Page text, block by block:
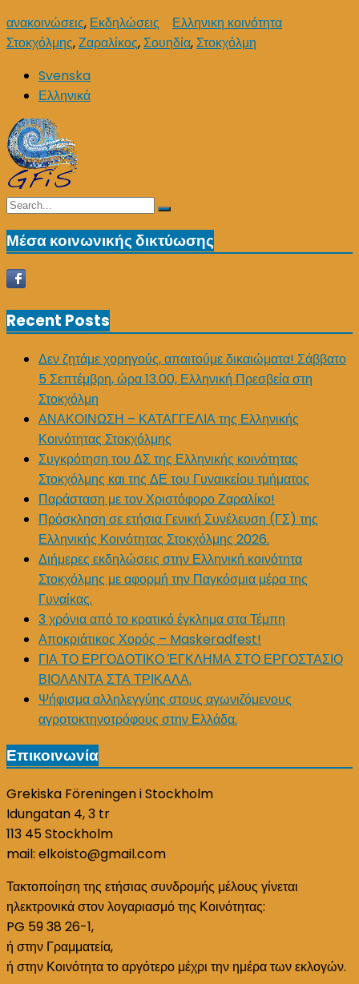
ανακοινώσεις, Εκδηλώσεις
Ελληνικη κοινότητα
Στοκχόλμης,Ζαραλίκος,Σουηδία,Στοκχόλμη
Svenska
Ελληνικά
Search
Search
Μέσα κοινωνικής δικτύωσης
Recent Posts
Δεν ζητάμε χορηγούς, απαιτούμε δικαιώματα! Σάββατο
5 Σεπτέμβρη, ώρα 13.00, Ελληνική Πρεσβεία στη
Στοκχόλμη
ΑΝΑΚΟΙΝΩΣΗ – ΚΑΤΑΓΓΕΛΙΑ της Ελληνικής
Κοινότητας Στοκχόλμης
Συγκρότηση του ΔΣ της Ελληνικής κοινότητας
Στοκχόλμης και της ΔΕ του Γυναικείου τμήματος
Παράσταση με τον Χριστόφορο Ζαραλίκο!
Πρόσκληση σε ετήσια Γενική Συνέλευση (ΓΣ) της
Ελληνικής Κοινότητας Στοκχόλμης 2026.
Διήμερες εκδηλώσεις στην Ελληνική κοινότητα
Στοκχόλμης με αφορμή την Παγκόσμια μέρα της
Γυναίκας.
3 χρόνια από το κρατικό έγκλημα στα Τέμπη
Αποκριάτικος Χορός – Maskeradfest!
ΓΙΑ ΤΟ ΕΡΓΟΔΟΤΙΚΟ ΈΓΚΛΗΜΑ ΣΤΟ ΕΡΓΟΣΤΑΣΙΟ
ΒΙΟΛΑΝΤΑ ΣΤΑ ΤΡΙΚΑΛΑ.
Ψήφισμα αλληλεγγύης στους αγωνιζόμενους
αγροτοκτηνοτρόφους στην Ελλάδα.
Επικοινωνία
Grekiska Föreningen i Stockholm
Idungatan 4, 3 tr
113 45 Stockholm
mail: elkoisto@gmail.com
Τακτοποίηση της ετήσιας συνδρομής μέλους γίνεται
ηλεκτρονικά στον λογαριασμό της Κοινότητας:
PG 59 38 26-1,
ή στην Γραμματεία,
ή στην Κοινότητα το αργότερο μέχρι την ημέρα των εκλογών.